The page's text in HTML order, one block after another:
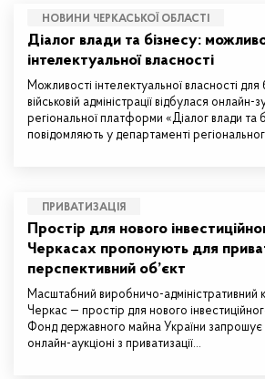
НОВИНИ ЧЕРКАСЬКОЇ ОБЛАСТІ
Діалог влади та бізнесу:
інтелектуальної власності
Можливості інтелектуальної власності
військовій адміністрації відбулася онлайн-
регіональної платформи «Діалог влади та
повідомляють у департаменті
ПРИВАТИЗАЦІЯ
Простір для нового
Черкасах пропонують для
перспективний об’єкт
Масштабний виробничо-адміністративний
Черкас — простір для нового
Фонд державного майна України запрошує
онлайн-аукціоні з приватизації…